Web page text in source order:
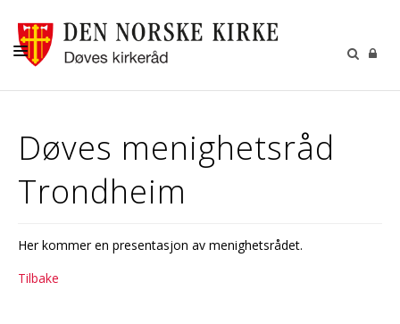
MENIGHETENE
HVA SKJER I KIRKEN?
KONTAKT
KIRKELIGE HANDLINGER
Døves menighetsråd
Trondheim
Her kommer en presentasjon av menighetsrådet.
Tilbake